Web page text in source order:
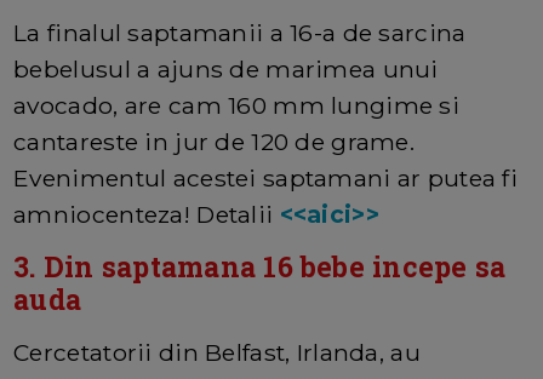
La finalul saptamanii a 16-a de sarcina
bebelusul a ajuns de marimea unui
avocado, are cam 160 mm lungime si
cantareste in jur de 120 de grame.
Evenimentul acestei saptamani ar putea fi
amniocenteza! Detalii <<aici>>
3. Din saptamana 16 bebe incepe sa
auda
Cercetatorii din Belfast, Irlanda, au